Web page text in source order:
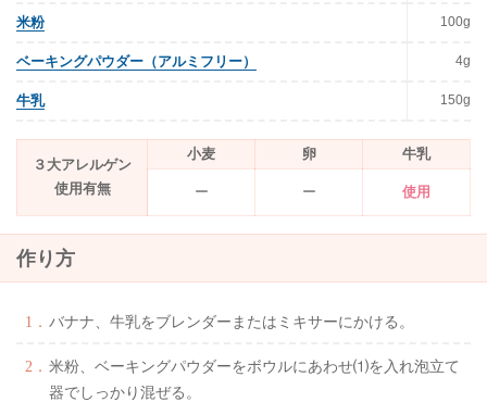
米粉 100g
ベーキングパウダー（アルミフリー） 4g
牛乳 150g
３大アレルゲン
使用有無
小麦 卵 牛乳
ー ー 使用
作り方
バナナ、牛乳をブレンダーまたはミキサーにかける。
米粉、ベーキングパウダーをボウルにあわせ⑴を入れ泡立て
器でしっかり混ぜる。